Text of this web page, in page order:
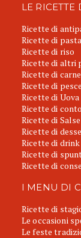
LE
Ricette di
Ricette di pasta
Ricette di riso
Ricette di altri
Ricette di carne
Ricette di pesce
Ricette di Uova
Ricette di
Ricette di Salse
Ricette di
Ricette di drink
Ricette di
Ricette di
I MENU DI
Ricette di
Le occasioni
Le feste